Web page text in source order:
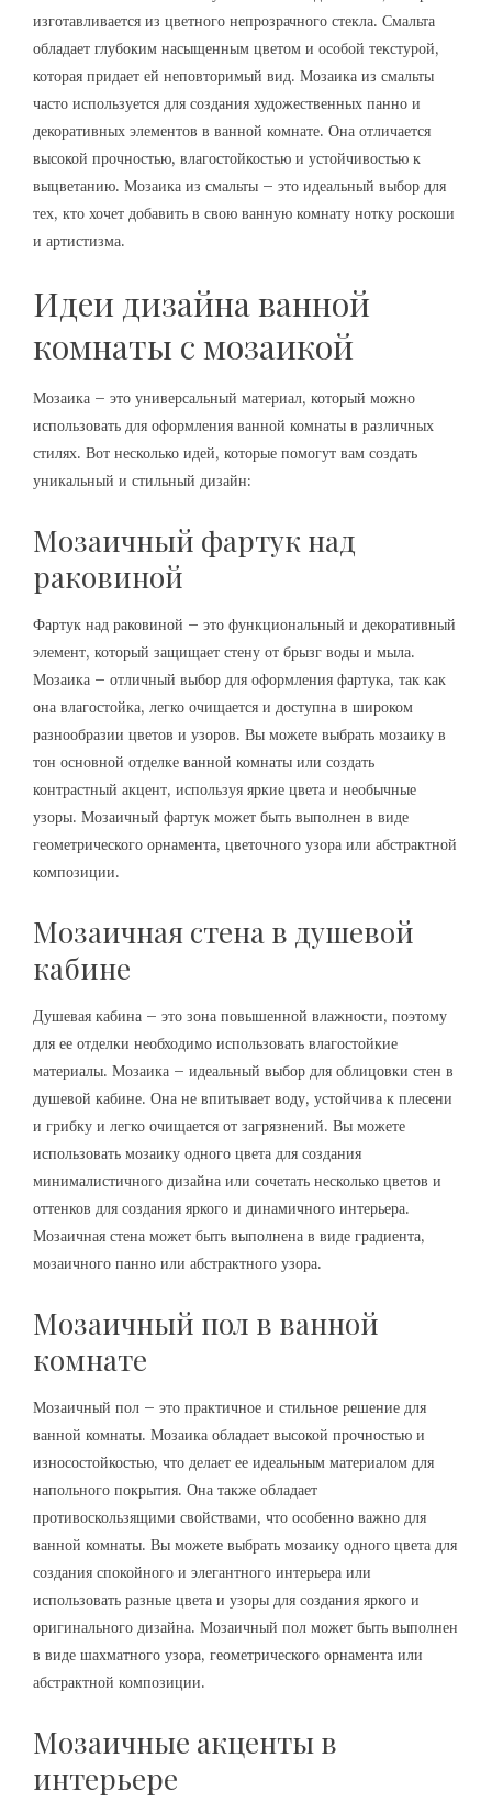
изготавливается из цветного непрозрачного стекла. Смальта
обладает глубоким насыщенным цветом и особой текстурой,
которая придает ей неповторимый вид. Мозаика из смальты
часто используется для создания художественных панно и
декоративных элементов в ванной комнате. Она отличается
высокой прочностью, влагостойкостью и устойчивостью к
выцветанию. Мозаика из смальты – это идеальный выбор для
тех, кто хочет добавить в свою ванную комнату нотку роскоши
и артистизма.
Идеи дизайна ванной
комнаты с мозаикой
Мозаика – это универсальный материал, который можно
использовать для оформления ванной комнаты в различных
стилях. Вот несколько идей, которые помогут вам создать
уникальный и стильный дизайн:
Мозаичный фартук над
раковиной
Фартук над раковиной – это функциональный и декоративный
элемент, который защищает стену от брызг воды и мыла.
Мозаика – отличный выбор для оформления фартука, так как
она влагостойка, легко очищается и доступна в широком
разнообразии цветов и узоров. Вы можете выбрать мозаику в
тон основной отделке ванной комнаты или создать
контрастный акцент, используя яркие цвета и необычные
узоры. Мозаичный фартук может быть выполнен в виде
геометрического орнамента, цветочного узора или абстрактной
композиции.
Мозаичная стена в душевой
кабине
Душевая кабина – это зона повышенной влажности, поэтому
для ее отделки необходимо использовать влагостойкие
материалы. Мозаика – идеальный выбор для облицовки стен в
душевой кабине. Она не впитывает воду, устойчива к плесени
и грибку и легко очищается от загрязнений. Вы можете
использовать мозаику одного цвета для создания
минималистичного дизайна или сочетать несколько цветов и
оттенков для создания яркого и динамичного интерьера.
Мозаичная стена может быть выполнена в виде градиента,
мозаичного панно или абстрактного узора.
Мозаичный пол в ванной
комнате
Мозаичный пол – это практичное и стильное решение для
ванной комнаты. Мозаика обладает высокой прочностью и
износостойкостью, что делает ее идеальным материалом для
напольного покрытия. Она также обладает
противоскользящими свойствами, что особенно важно для
ванной комнаты. Вы можете выбрать мозаику одного цвета для
создания спокойного и элегантного интерьера или
использовать разные цвета и узоры для создания яркого и
оригинального дизайна. Мозаичный пол может быть выполнен
в виде шахматного узора, геометрического орнамента или
абстрактной композиции.
Мозаичные акценты в
интерьере